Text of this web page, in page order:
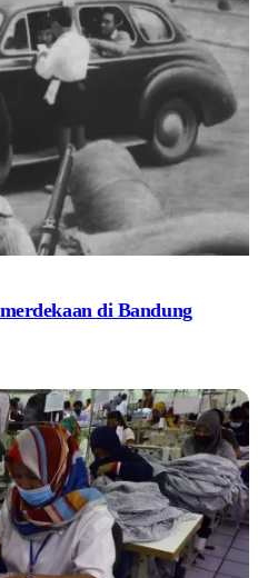
di Bandung